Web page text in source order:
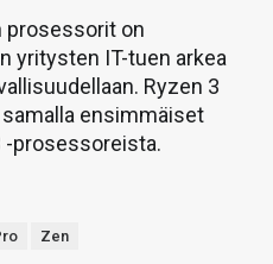
prosessorit on
yritysten IT-tuen arkea
Ryzen 3
ensimmäiset
-prosessoreista.
Zen